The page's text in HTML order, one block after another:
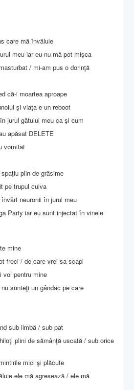
care mă învăluie
meu iar eu nu mă pot mişca
/ mi-am pus o dorinţă
că-i moartea aproape
şi viaţa e un reboot
jurul gâtului meu ca şi cum
apăsat DELETE
vomitat
plin de grăsime
pe trupul cuiva
neuronii în jurul meu
Party iar eu sunt injectat în vinele
mine
freci / de care vrei sa scapi
voi pentru mine
sunteţi un gândac pe care
sub limbă / sub pat
plini de sămânţă uscată / sub orice
mici şi plăcute
ele mă agresează / ele mă